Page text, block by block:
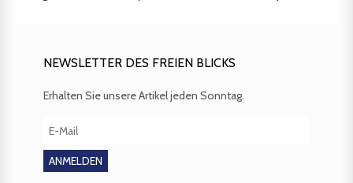
NEWSLETTER DES FREIEN BLICKS
Erhalten Sie unsere Artikel jeden Sonntag.